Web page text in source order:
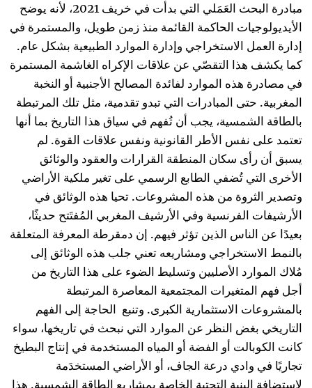
مبادرة البحث العَمَلي التي بدأت في خريف 2021، لأنه يوضح
الأيديولوجيات الحاكمة القائمة منذ زمن طويل، والمستمرة في
إدارة العمل الاستخراجي وإدارة الموارد الطبيعية بشكل عام.
كما يكشف هذا التقصّي عن علاقات الإكراه الغاشمة المستمرة
في مصادرة هذه الموارد لفائدة المصالح الأجنبية أو النخبة
المغربية. حتى المبادرات التي تبدو تقدمية، مثل تلك المرتبطة
بالطاقة الشمسية، يجب أن تُفهم في سياق هذا التاريخ بما أنها
تعتمد على نفس الأطر القانونية ونفس علاقات القوة. لم
يسبق أن رأى سكان المنطقة القرارات والعقود والوثائق
الأخرى التي تُضفي الطابع الرسمي على تغير ملكية الأراضي
وتصدير الثروة من هذه المشروعات. تحيا هذه الوثائق في
الأرشيفات الفرنسية وفي الأرشيف المغربي المُفتَتح حديثًا،
بعيدًا عن الناس الذين تؤثر فيهم. إن دمقرطة المعرفة المتعلقة
بالنمط الاستخراجي ومشاريعه تعني جلب هذه الوثائق إلى
مُلاك الموارد الأصليين وتسليط الضوء على هذا التاريخ من
أجل فهم المتغيرات المجتمعية المعاصرة المرتبطة
بالمشروعات الاستثمارية الكبرى. وتنبع الحاجة إلى الفهم
التاريخي بغض النظر عن الموارد التي نبحث في تاريخها، سواء
كانت الكوبالت أو الفضة أو المياه المستخدمة في إنتاج البطيخ
تجاريًا في وادي درعة الجاف، أو الأراضي المستخدَمة
لاستضافة البنية التحتية الخاصة بمشاريع الطاقة الشمسية. هذا